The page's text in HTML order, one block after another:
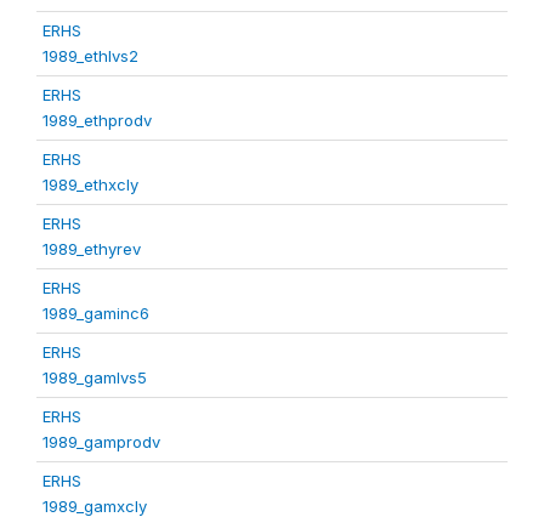
ERHS
1989_ethlvs2
ERHS
1989_ethprodv
ERHS
1989_ethxcly
ERHS
1989_ethyrev
ERHS
1989_gaminc6
ERHS
1989_gamlvs5
ERHS
1989_gamprodv
ERHS
1989_gamxcly